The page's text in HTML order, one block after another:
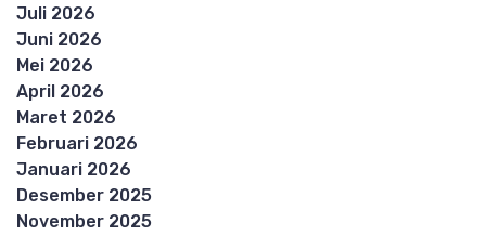
Juli 2026
Juni 2026
Mei 2026
April 2026
Maret 2026
Februari 2026
Januari 2026
Desember 2025
November 2025